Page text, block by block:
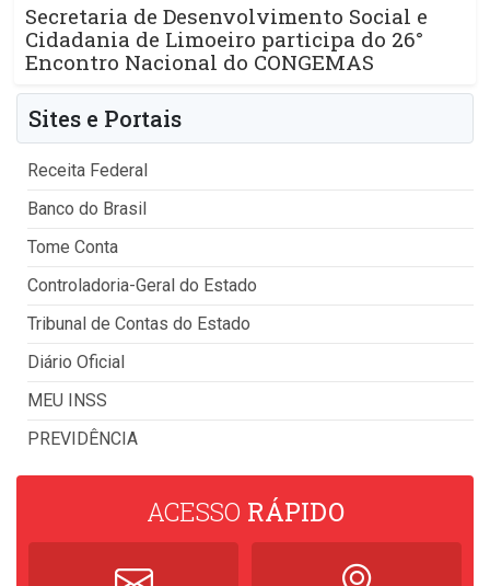
Secretaria de Desenvolvimento Social e
Cidadania de Limoeiro participa do 26°
Encontro Nacional do CONGEMAS
Sites e Portais
Receita Federal
Banco do Brasil
Tome Conta
Controladoria-Geral do Estado
Tribunal de Contas do Estado
Diário Oficial
MEU INSS
PREVIDÊNCIA
ACESSO RÁPIDO